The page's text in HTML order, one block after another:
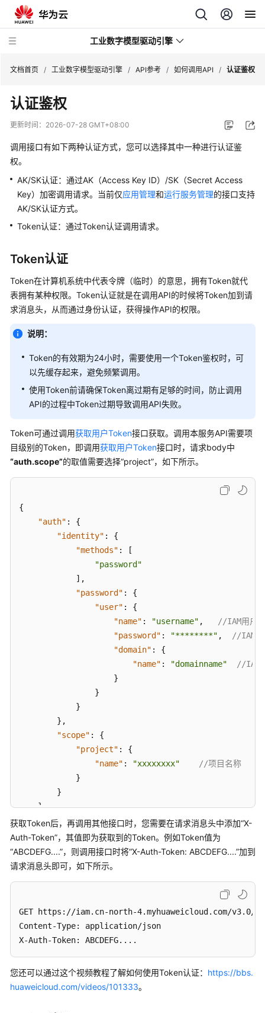
工业数字模型驱动引擎
最
新
态
品
介
绍
费
说
明
快
入
制
指
南
数
建
践
开
发
指
南
参
考
前
必
文档首页 / 工业数字模型驱动引擎 / API参考 / 如何调用API / 认证鉴权
认证鉴权
更新时间： 2026-07-28 GMT+08:00
调用接口有如下两种认证方式，您可以选择其中一种进行认证鉴
权。
AK/SK认证：通过AK（Access Key ID）/SK（Secret Access
Key）加密调用请求。当前仅应用管理和运行服务管理的接口支持
AK/SK认证方式。
Token认证：通过Token认证调用请求。
Token认证
Token在计算机系统中代表令牌（临时）的意思，拥有Token就代
表拥有某种权限。Token认证就是在调用API的时候将Token加到请
求消息头，从而通过身份认证，获得操作API的权限。
说明：
Token的有效期为24小时，需要使用一个Token鉴权时，可
以先缓存起来，避免频繁调用。
使用Token前请确保Token离过期有足够的时间，防止调用
API的过程中Token过期导致调用API失败。
Token可通过调用获取用户Token接口获取。调用本服务API需要项
目级别的Token，即调用获取用户Token接口时，请求body中
“auth.scope”的取值需要选择“project”，如下所示。
{
"auth" :
{
"identity" :
{
"methods" :
[
"password"
] ,
"password" :
{
"user" :
{
"name" : "username" ,
//IAM用户
"password" : "********" ,
//IAM用
"domain" :
{
"name" : "domainname"
//IAM
}
}
}
} ,
"scope" :
{
"project" :
{
"name" : "xxxxxxxx"
//项目名称
}
}
}
}
获取Token后，再调用其他接口时，您需要在请求消息头中添加“X-
Auth-Token”，其值即为获取到的Token。例如Token值为
“ABCDEFG....”，则调用接口时将“X-Auth-Token: ABCDEFG....”加到
请求消息头即可，如下所示。
GET https://iam.cn-north-4.myhuaweicloud.com/v3.0/
Content-Type: application/json
X-Auth-Token: ABCDEFG....
您还可以通过这个视频教程了解如何使用Token认证： https://bbs.
huaweicloud.com/videos/101333。